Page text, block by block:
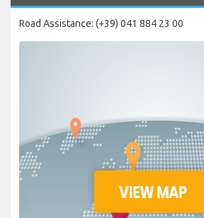
Road Assistance: (+39) 041 884 23 00